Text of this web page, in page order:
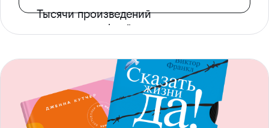
Тысячи произведений
с доступом офлайн